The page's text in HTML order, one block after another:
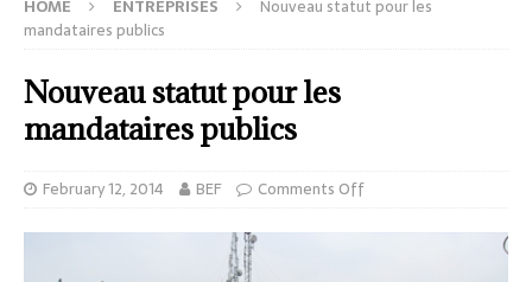
HOME ENTREPRISES
Nouveau statut pour les
mandataires publics
Nouveau statut pour les
mandataires publics
February 12, 2014 BEF Comments Off